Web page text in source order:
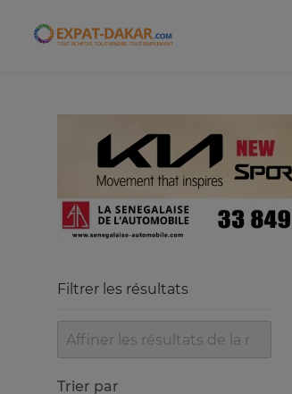
Expat-Dakar
Filtrer les résultats
Trier par